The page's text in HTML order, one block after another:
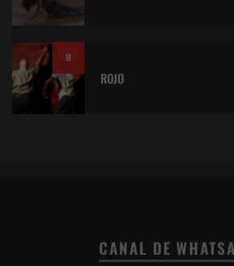
8
ROJO
CANAL DE